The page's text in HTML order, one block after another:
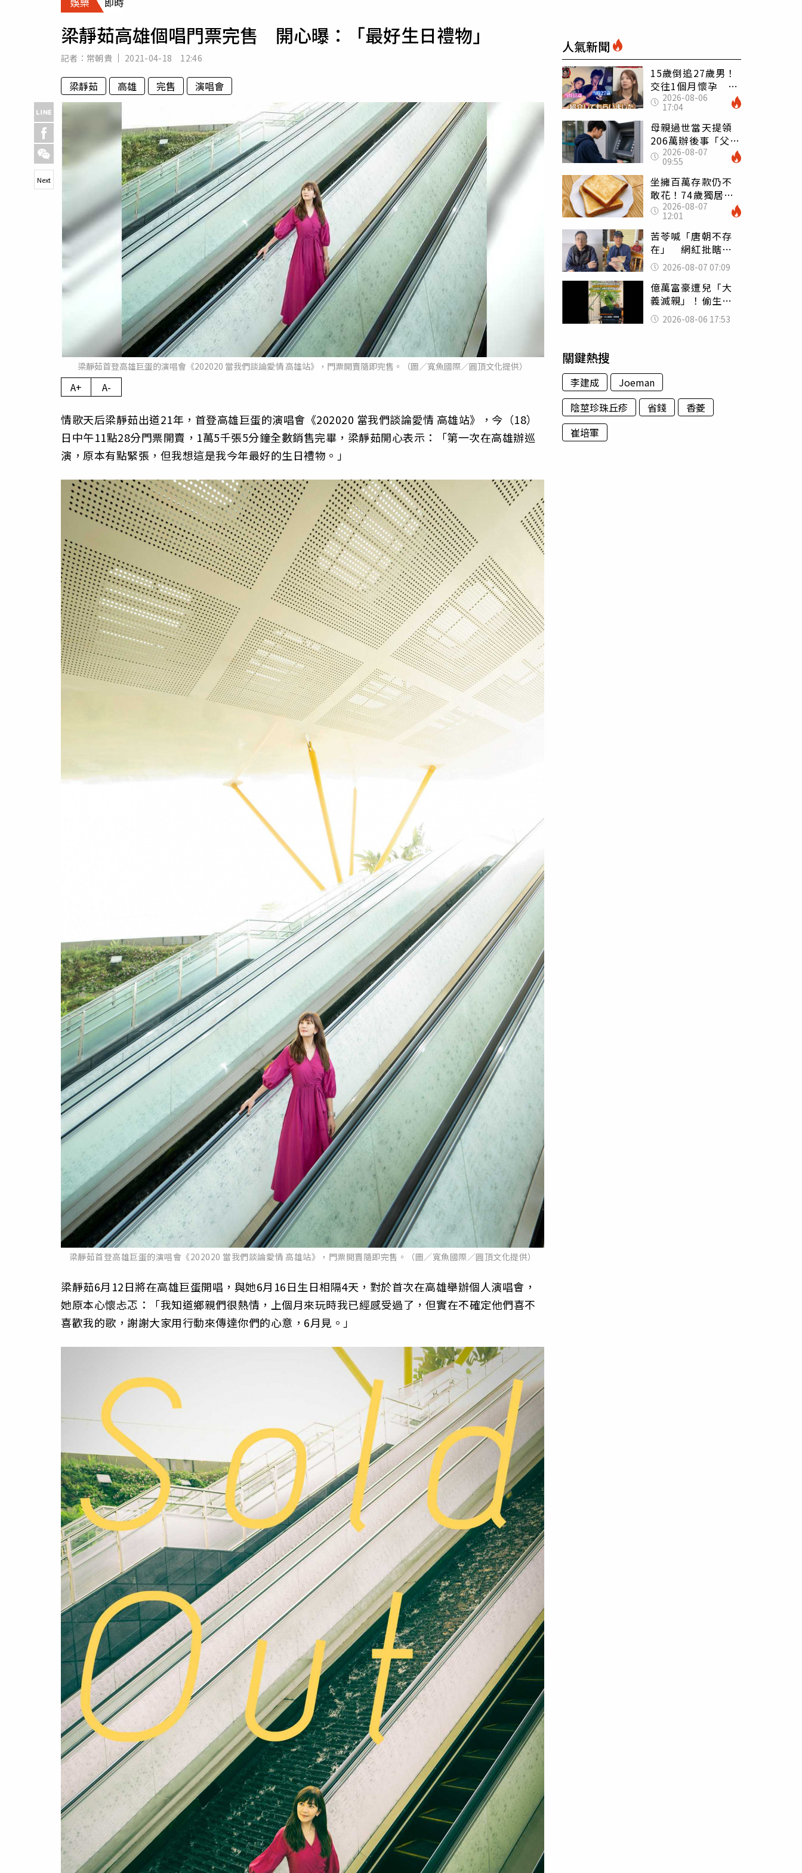
專欄
房產新勢力
運勢
梁靜茹高雄個唱門票完售 開心曝：「最好生日禮物」
記者： 常朝貴 2021-04-18 12:46
梁靜茹 高雄 完售 演唱會
梁靜茹首登高雄巨蛋的演唱會《202020 當我們談論愛情 高雄站》，門票開賣隨即完售。（圖／寬魚國際／圓頂文化提供）
Next
A+ A-
情歌天后梁靜茹出道21年，首登高雄巨蛋的演唱會《202020 當我們談論愛情 高雄站》，今（18）
日中午11點28分門票開賣，1萬5千張5分鐘全數銷售完畢，梁靜茹開心表示：「第一次在高雄辦巡
演， 原本有點緊張，但我想這是我今年最好的生日禮物。」
梁靜茹首登高雄巨蛋的演唱會《202020 當我們談論愛情 高雄站》，門票開賣隨即完售。（圖／寬魚國際／圓頂文化提供）
梁靜茹6月12日將在高雄巨蛋開唱，與她6月16日生日相隔4天 ，對於首次在高雄舉辦個人演唱會，
她原本心懷忐忑：「我知道鄉親們很熱情，上個月來玩時我已經感受過了， 但實在不確定他們喜不
喜歡我的歌， 謝謝大家用行動來傳達你們的心意，6月見。」
人氣新聞
15歲倒追27歲男！
交往1個月懷孕 36
歲當阿嬤故事曝光
2026-08-06
17:04
母親過世當天提領
206萬辦後事「父子
遭判刑」 律師：
搶錢先下手是罪
2026-08-07
09:55
坐擁百萬存款仍不
敢花！74歲獨居翁
「1餐只吃1片吐
司」 半年後暴瘦
嚇壞女兒
2026-08-07
12:01
苦苓喊「唐朝不存
在」 網紅批瞎編
歷史：李白、杜甫
用鮮卑文寫詩？
2026-08-07 07:09
億萬富豪遭兒「大
義滅親」！偷生子
怕曝光 竟盜鄰居
身份辦假證落戶
2026-08-06 17:53
關鍵熱搜
李建成
Joeman
陰莖珍珠丘疹
省錢
香菱
崔培軍